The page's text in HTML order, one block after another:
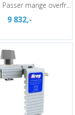
Universell. Passer mange overfreser
9 832,-